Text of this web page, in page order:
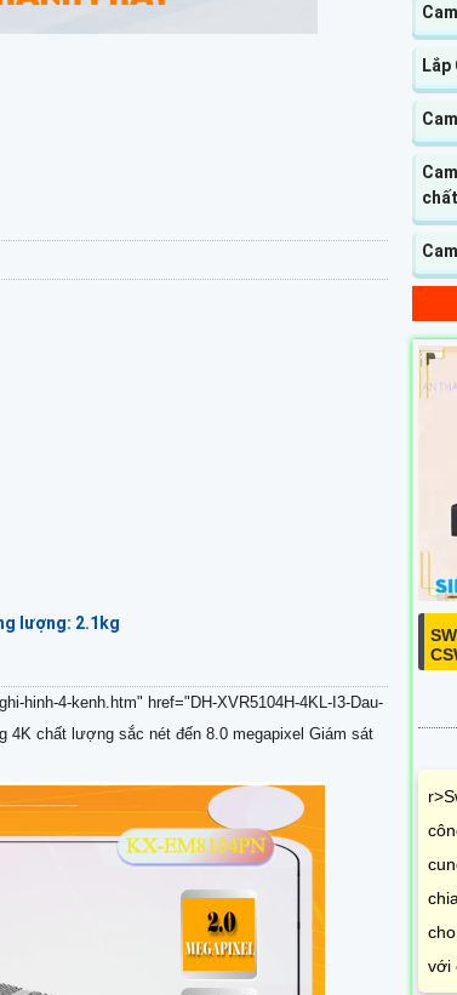
lượng: 2.1kg
hinh-4-kenh.htm" href="DH-XVR5104H-4KL-I3-Dau-
4K chất lượng sắc nét đến 8.0 megapixel Giám sát
với